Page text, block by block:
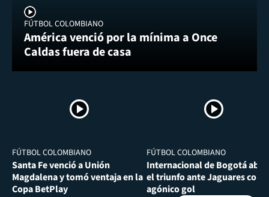
FÚTBOL COLOMBIANO
América venció por la mínima a Once
Caldas fuera de casa
FÚTBOL COLOMBIANO
Santa Fe venció a Unión
Magdalena y tomó ventaja en la
Copa BetPlay
FÚTBOL COLOMBIANO
Internacional de Bogotá
el triunfo ante Jaguares con
agónico gol